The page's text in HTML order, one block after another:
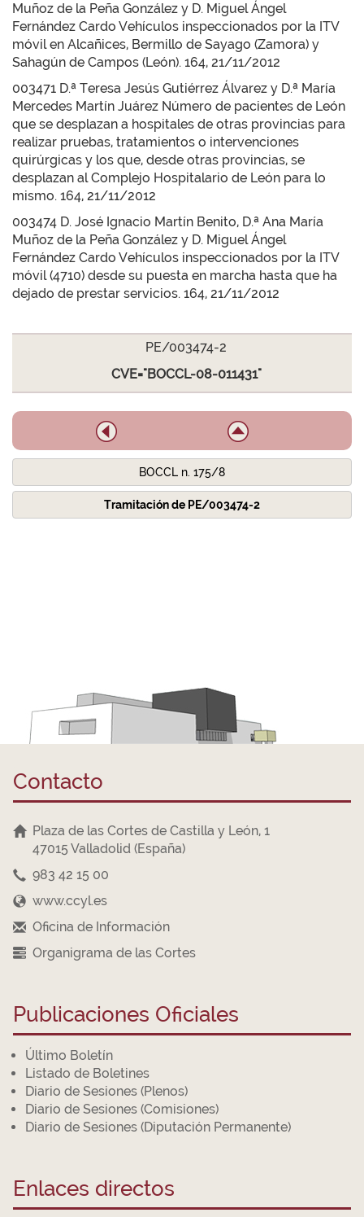
Muñoz de la Peña González y D. Miguel Ángel
Fernández Cardo Vehículos inspeccionados por la ITV
móvil en Alcañices, Bermillo de Sayago (Zamora) y
Sahagún de Campos (León). 164, 21/11/2012
003471 D.ª Teresa Jesús Gutiérrez Álvarez y D.ª María
Mercedes Martín Juárez Número de pacientes de León
que se desplazan a hospitales de otras provincias para
realizar pruebas, tratamientos o intervenciones
quirúrgicas y los que, desde otras provincias, se
desplazan al Complejo Hospitalario de León para lo
mismo. 164, 21/11/2012
003474 D. José Ignacio Martín Benito, D.ª Ana María
Muñoz de la Peña González y D. Miguel Ángel
Fernández Cardo Vehículos inspeccionados por la ITV
móvil (4710) desde su puesta en marcha hasta que ha
dejado de prestar servicios. 164, 21/11/2012
PE/003474-2
CVE="BOCCL-08-011431"
BOCCL n. 175/8
Tramitación de PE/003474-2
Contacto
Plaza de las Cortes de Castilla y León, 1
47015 Valladolid (España)
983 42 15 00
www.ccyl.es
Oficina de Información
Organigrama de las Cortes
Publicaciones Oficiales
Último Boletín
Listado de Boletines
Diario de Sesiones (Plenos)
Diario de Sesiones (Comisiones)
Diario de Sesiones (Diputación Permanente)
Enlaces directos